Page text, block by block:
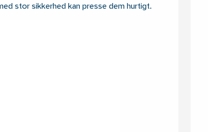
stor sikkerhed kan presse dem hurtigt.